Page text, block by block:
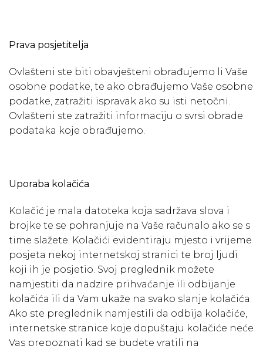
Prava posjetitelja
Ovlašteni ste biti obavješteni obrađujemo li Vaše
osobne podatke, te ako obrađujemo Vaše osobne
podatke, zatražiti ispravak ako su isti netočni.
Ovlašteni ste zatražiti informaciju o svrsi obrade
podataka koje obrađujemo.
Uporaba kolačića
Kolačić je mala datoteka koja sadržava slova i
brojke te se pohranjuje na Vaše računalo ako se s
time slažete. Kolačići evidentiraju mjesto i vrijeme
posjeta nekoj internetskoj stranici te broj ljudi
koji ih je posjetio. Svoj preglednik možete
namjestiti da nadzire prihvaćanje ili odbijanje
kolačića ili da Vam ukaže na svako slanje kolačića.
Ako ste preglednik namjestili da odbija kolačiće,
internetske stranice koje dopuštaju kolačiće neće
Vas prepoznati kad se budete vratili na